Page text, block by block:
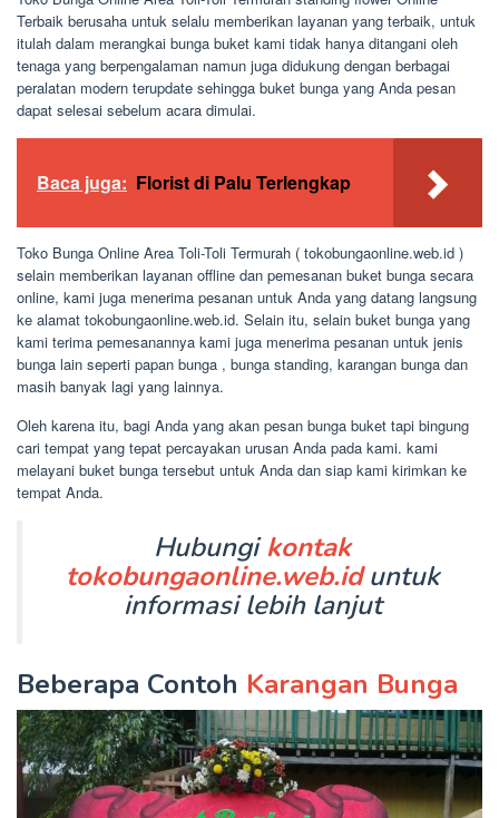
Terbaik berusaha untuk selalu memberikan layanan yang terbaik, untuk
itulah dalam merangkai bunga buket kami tidak hanya ditangani oleh
tenaga yang berpengalaman namun juga didukung dengan berbagai
peralatan modern terupdate sehingga buket bunga yang Anda pesan
dapat selesai sebelum acara dimulai.
Baca juga: Florist di Palu Terlengkap
Toko Bunga Online Area Toli-Toli Termurah ( tokobungaonline.web.id )
selain memberikan layanan offline dan pemesanan buket bunga secara
online, kami juga menerima pesanan untuk Anda yang datang langsung
ke alamat tokobungaonline.web.id. Selain itu, selain buket bunga yang
kami terima pemesanannya kami juga menerima pesanan untuk jenis
bunga lain seperti papan bunga , bunga standing, karangan bunga dan
masih banyak lagi yang lainnya.
Oleh karena itu, bagi Anda yang akan pesan bunga buket tapi bingung
cari tempat yang tepat percayakan urusan Anda pada kami. kami
melayani buket bunga tersebut untuk Anda dan siap kami kirimkan ke
tempat Anda.
Hubungi kontak
tokobungaonline.web.iduntuk
informasi lebih lanjut
Beberapa Contoh Karangan Bunga